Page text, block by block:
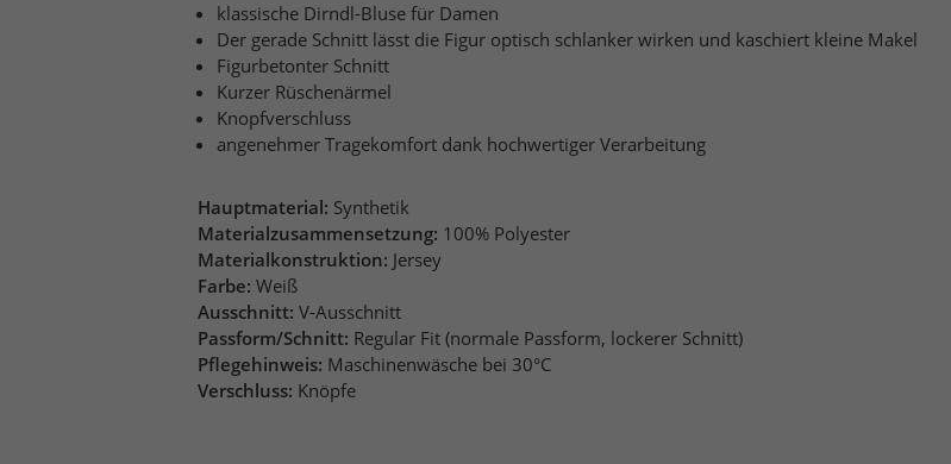
klassische Dirndl-Bluse für Damen
Der gerade Schnitt lässt die Figur optisch schlanker wirken und kaschiert kleine Makel
Figurbetonter Schnitt
Kurzer Rüschenärmel
Knopfverschluss
angenehmer Tragekomfort dank hochwertiger Verarbeitung
Hauptmaterial: Synthetik
Materialzusammensetzung: 100% Polyester
Materialkonstruktion: Jersey
Farbe: Weiß
Ausschnitt: V-Ausschnitt
Passform/Schnitt: Regular Fit (normale Passform, lockerer Schnitt)
Pflegehinweis: Maschinenwäsche bei 30°C
Verschluss: Knöpfe